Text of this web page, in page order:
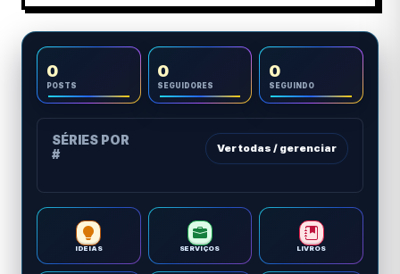
0
POSTS
0
SEGUIDORES
0
SEGUINDO
SÉRIES POR
#
Ver todas / gerenciar
IDEIAS SERVIÇOS LIVROS